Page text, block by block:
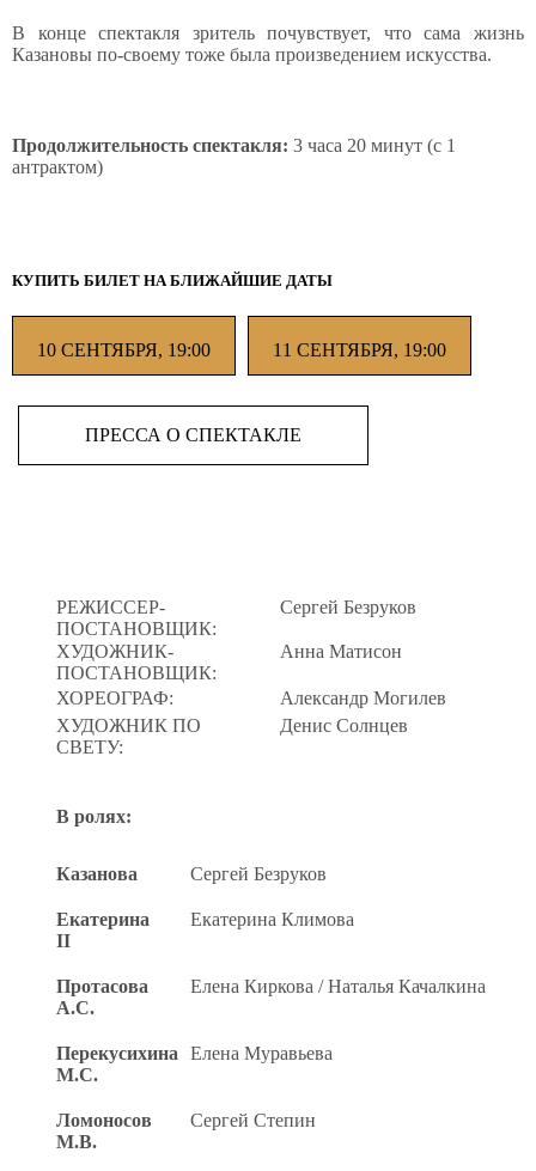
В конце спектакля зритель почувствует, что сама жизнь
Казановы по-своему тоже была произведением искусства.
Продолжительность спектакля: 3 часа 20 минут (с 1
антрактом)
КУПИТЬ БИЛЕТ НА БЛИЖАЙШИЕ ДАТЫ
10 СЕНТЯБРЯ, 19:00 11 СЕНТЯБРЯ, 19:00
ПРЕССА О СПЕКТАКЛЕ
РЕЖИССЕР-
ПОСТАНОВЩИК:
Сергей Безруков
ХУДОЖНИК-
ПОСТАНОВЩИК:
Анна Матисон
ХОРЕОГРАФ:
Александр Могилев
ХУДОЖНИК ПО
СВЕТУ:
Денис Солнцев
В ролях:
Казанова Сергей Безруков
Екатерина
II
Екатерина Климова
Протасова
А.С.
Елена Киркова / Наталья Качалкина
Перекусихина
М.С.
Елена Муравьева
Ломоносов
М.В.
Сергей Степин